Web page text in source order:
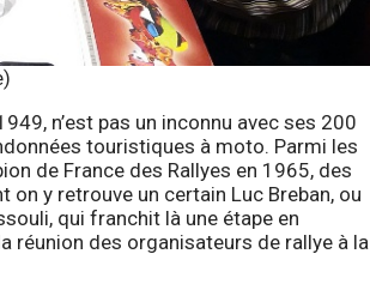
n’est pas un inconnu avec ses 200
touristiques à moto. Parmi les
de France des Rallyes en 1965, des
y retrouve un certain Luc Breban, ou
qui franchit là une étape en
réunion des organisateurs de rallye à la